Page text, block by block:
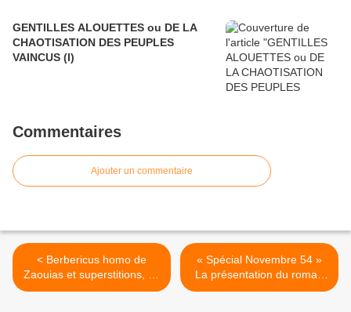
GENTILLES ALOUETTES ou DE LA
CHAOTISATION DES PEUPLES
VAINCUS (I)
Commentaires
Ajouter un commentaire
< Berbericus homo de
Zaouias et superstitions, de
despotismes, de vertus…
« Spécial Novembre 54 »
La présentation du roman
de Madame Halima Malki. >